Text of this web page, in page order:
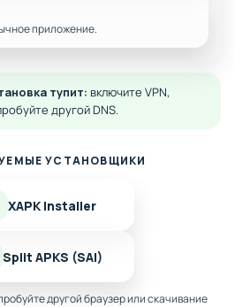
приложение.
тупит: включите VPN,
другой DNS.
УСТАНОВЩИКИ
XAPK Installer
Split APKS (SAI)
другой браузер или скачивание